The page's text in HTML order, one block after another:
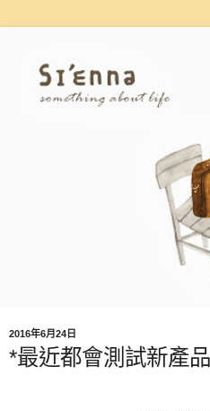
2016年6月24日
*最近都會測試新產品